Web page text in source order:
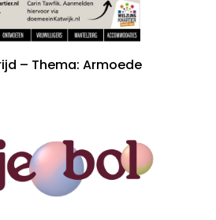
– Thema: Armoede